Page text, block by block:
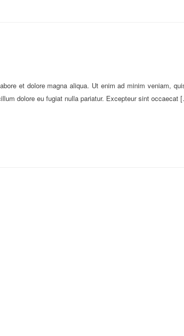
et dolore magna aliqua. Ut enim ad minim veniam,
dolore eu fugiat nulla pariatur. Excepteur sint occaecat